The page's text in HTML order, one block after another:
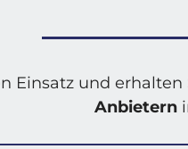
Einsatz und erhalten
Anbietern